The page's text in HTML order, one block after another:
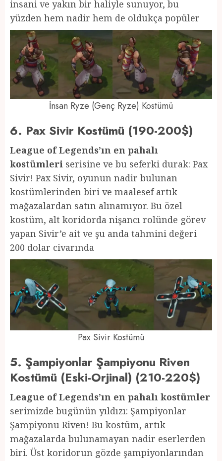
insani ve yakın bir haliyle sunuyor, bu
yüzden hem nadir hem de oldukça popüler
İnsan Ryze (Genç Ryze) Kostümü
6. Pax Sivir Kostümü (190-200$)
League of Legends’ın en pahalı
kostümleri serisine ve bu seferki durak: Pax
Sivir! Pax Sivir, oyunun nadir bulunan
kostümlerinden biri ve maalesef artık
mağazalardan satın alınamıyor. Bu özel
kostüm, alt koridorda nişancı rolünde görev
yapan Sivir’e ait ve şu anda tahmini değeri
200 dolar civarında
Pax Sivir Kostümü
5. Şampiyonlar Şampiyonu Riven
Kostümü (Eski-Orjinal) (210-220$)
League of Legends’ın en pahalı kostümler
serimizde bugünün yıldızı: Şampiyonlar
Şampiyonu Riven! Bu kostüm, artık
mağazalarda bulunamayan nadir eserlerden
biri. Üst koridorun gözde şampiyonlarından